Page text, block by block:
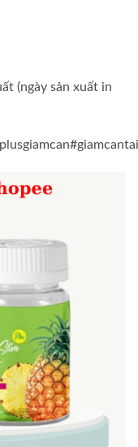
(ngày sản xuất in